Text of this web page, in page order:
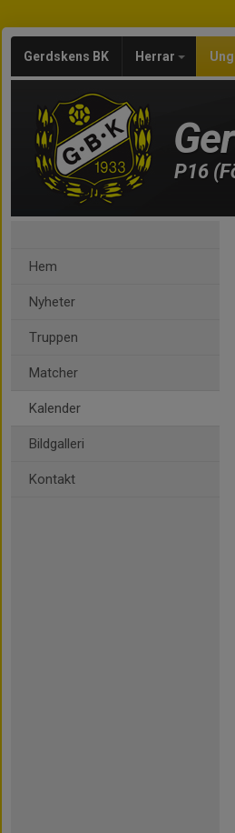
Gerdskens BK Herrar
P16
Hem
Nyheter
Truppen
Matcher
Kalender
Bildgalleri
Kontakt